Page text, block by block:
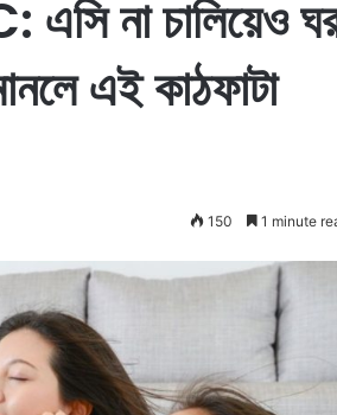
না চালিয়েও
এই কাঠফাটা
150 1 minute